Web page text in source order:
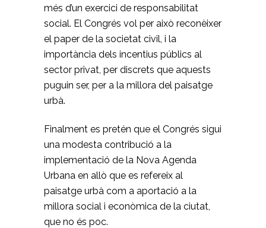
més d’un exercici de responsabilitat
social. El Congrés vol per això reconèixer
el paper de la societat civil, i la
importància dels incentius públics al
sector privat, per discrets que aquests
puguin ser, per a la millora del paisatge
urbà.
Finalment es pretén que el Congrés sigui
una modesta contribució a la
implementació de la Nova Agenda
Urbana en allò que es refereix al
paisatge urbà com a aportació a la
millora social i econòmica de la ciutat,
que no és poc.